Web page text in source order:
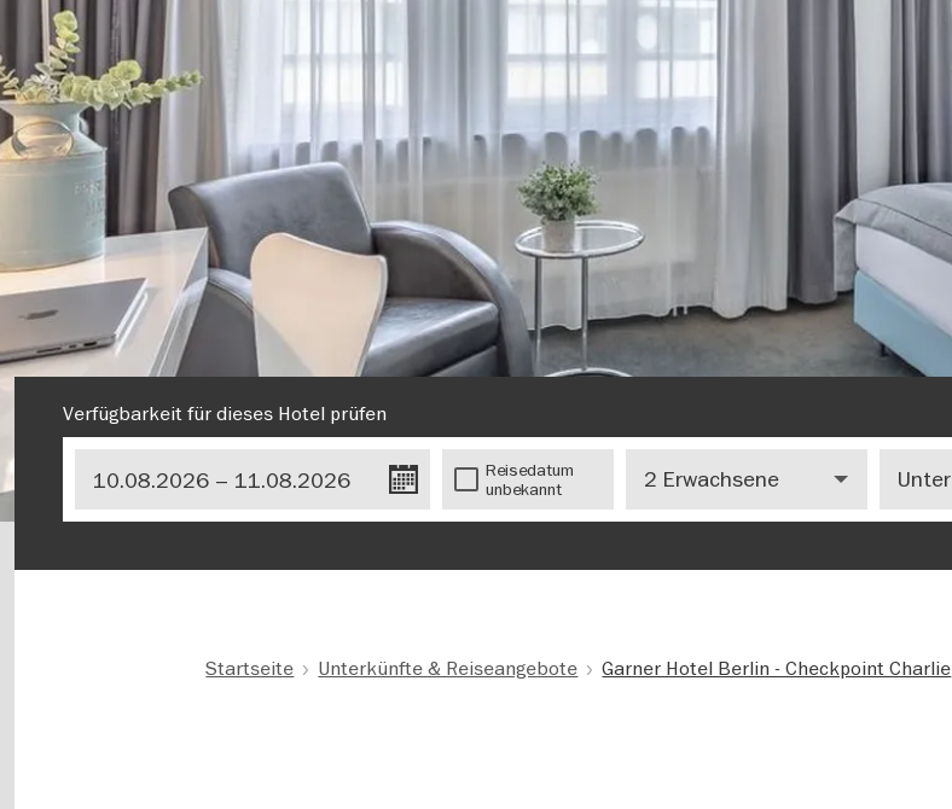
Verfügbarkeit für dieses Hotel prüfen
Reisedatum
unbekannt
Erwachsene
children
Startseite Unterkünfte & Reiseangebote Garner Hotel Berlin - Checkpoint Charlie